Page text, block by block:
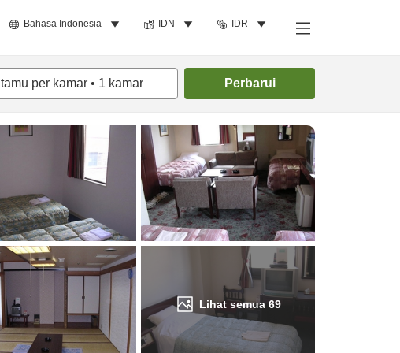
Bahasa Indonesia IDN IDR
tamu per kamar • 1 kamar Perbarui
Lihat semua 69
Cari kamar